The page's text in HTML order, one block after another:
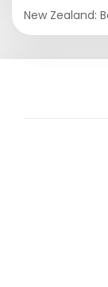
New Zealand: